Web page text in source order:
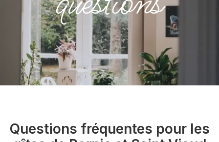
Questions fréquentes pour les